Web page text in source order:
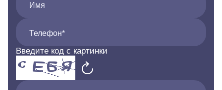
Имя
Телефон*
Введите код с картинки